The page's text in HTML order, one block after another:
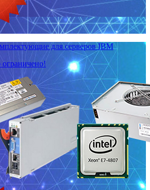
для серверов IBM